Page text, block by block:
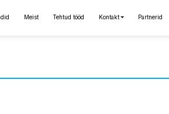
Meist Tehtud tööd Kontakt Partnerid